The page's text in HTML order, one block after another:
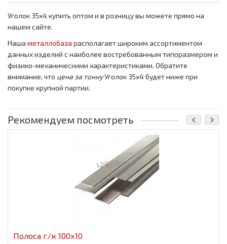
Уголок 35x4 купить оптом и в розницу вы можете прямо на
нашем сайте.
Наша металлобаза располагает широким ассортиментом
данных изделий с наиболее востребованным типоразмером и
физико-механическими характеристиками. Обратите
внимание, что цена за тоннуУголок 35x4 будет ниже при
покупке крупной партии.
Рекомендуем посмотреть
Полоса г/к 100x10